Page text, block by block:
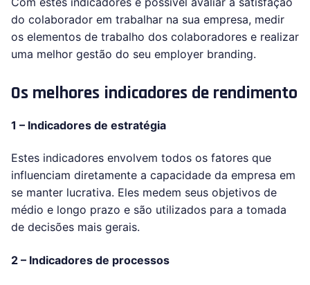
do colaborador em trabalhar na sua empresa, medir
os elementos de trabalho dos colaboradores e realizar
uma melhor gestão do seu employer branding.
Os melhores indicadores de rendimento
1 – Indicadores de estratégia
Estes indicadores envolvem todos os fatores que
influenciam diretamente a capacidade da empresa em
se manter lucrativa. Eles medem seus objetivos de
médio e longo prazo e são utilizados para a tomada
de decisões mais gerais.
2 – Indicadores de processos